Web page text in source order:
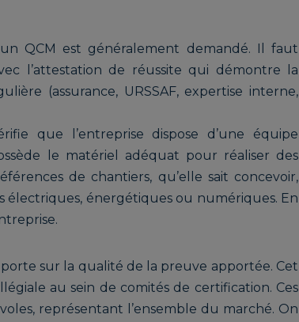
QCM est généralement demandé. Il faut
l’attestation de réussite qui démontre la
(assurance, URSSAF, expertise interne,
que l’entreprise dispose d’une équipe
le matériel adéquat pour réaliser des
de chantiers, qu’elle sait concevoir,
électriques, énergétiques ou numériques. En
sur la qualité de la preuve apportée. Cet
au sein de comités de certification. Ces
représentant l’ensemble du marché. On